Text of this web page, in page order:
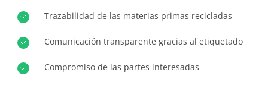
Noticias
Carreras
Estados Unidos (inglés)
México (español)
Trazabilidad de las materias primas recicladas
Comunicación transparente gracias al etiquetado
Compromiso de las partes interesadas